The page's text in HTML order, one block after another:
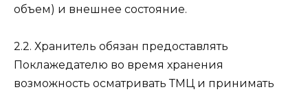
объем) и внешнее состояние.
2.2. Хранитель обязан предоставлять
Поклажедателю во время хранения
возможность осматривать ТМЦ и принимать